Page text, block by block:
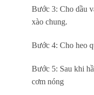
Bước 3: Cho dầu
xào chung.
Bước 4: Cho heo
Bước 5: Sau khi
cơm nóng